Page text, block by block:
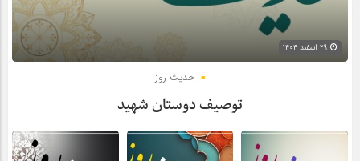
حدیث روز
توصیف دوستان شهید